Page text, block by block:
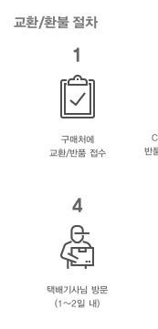
교환/환불 절차
1
구매처에
교환/반품 접수
반
4
택배기사님 방문
(1~2일 내)